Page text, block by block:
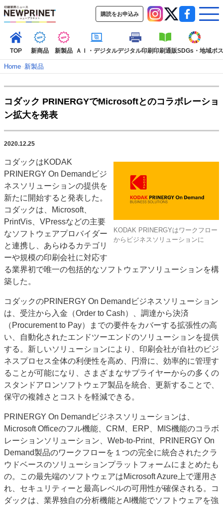
購読をお申込み
TOP 新商品 新製品 ＡＩ・デジタルデジタル印刷印刷通販SDGs・地域ポ
TOP
新着記事
インタビュー
SDGs・地域
ポストプレス ビジネス
市場・統計
人事・移転・異動・訃報
特集記事カテゴリー一覧
2022 見える化・MIS特集
特集・デジタル印刷 アイデアで勝負！ ～多様なビジネス・多彩な商材～
JAPAN PACK 2023 特集
中古印刷機・製本機特集
特集・デジタル印刷 ～ 新成長軌道を描く
案内
発刊案内
JFPI印刷用語集 印刷機材年鑑
運営
会社案内
購読・購入申し込み
サイトポリシー
お問い合わせ
Home–新製品
コダック PRINERGYでMicrosoftとのコラボレーショ
ン拡大を発表
2020.12.25
KODAK PRINERGYはワークフロー
からビジネスソリューションに
コダックはKODAK
PRINERGY On Demandビジ
ネスソリューションの提供を
新たに開始すると発表した。
コダックは、Microsoft、
PrintVis、VPressなどの主要
なソフトウェアプロバイダー
と連携し、あらゆるカテゴリ
ーや規模の印刷会社に対応す
る業界初で唯一の包括的なソフトウェアソリューションを構
築した。
コダックのPRINERGY On Demandビジネスソリューション
は、受注から入金（Order to Cash）、調達から決済
（Procurement to Pay）までの要件をカバーする拡張性の高
い、自動化されたエンドツーエンドのソリューションを提供
する。新しいソリューションにより、印刷会社が自社のビジ
ネスプロセス全体の利便性を高め、円滑に、効率的に管理す
ることが可能になり、さまざまなサプライヤーからの多くの
スタンドアロンソフトウェア製品を統合、更新することで、
保守の複雑さとコストを軽減できる。
PRINERGY On Demandビジネスソリューションは、
Microsoft Officeのフル機能、CRM、ERP、MIS機能のコラボ
レーションソリューション、Web-to-Print、PRINERGY On
Demand製品のワークフローを１つの完全に統合されたクラ
ウドベースのソリューションプラットフォームにまとめたも
の。この最先端のソフトウェアはMicrosoft Azure上で運用さ
れ、セキュリティーと最高レベルの可用性が確保される。コ
ダックは、業界独自の分析機能とAI機能でソフトウェアを強